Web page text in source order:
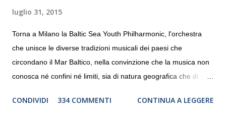
luglio 31, 2015
Torna a Milano la Baltic Sea Youth Philharmonic, l'orchestra
che unisce le diverse tradizioni musicali dei paesi che
circondano il Mar Baltico, nella convinzione che la musica non
conosca né confini né limiti, sia di natura geografica che di
debutterà il 10 settembre a Heiden, in Germania, e toccherà, in
CONDIVIDI 334 COMMENTI CONTINUA A LEGGERE